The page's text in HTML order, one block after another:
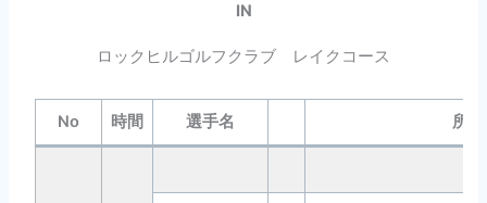
IN
ロックヒルゴルフクラブ レイクコース
No 時間 選手名 所属